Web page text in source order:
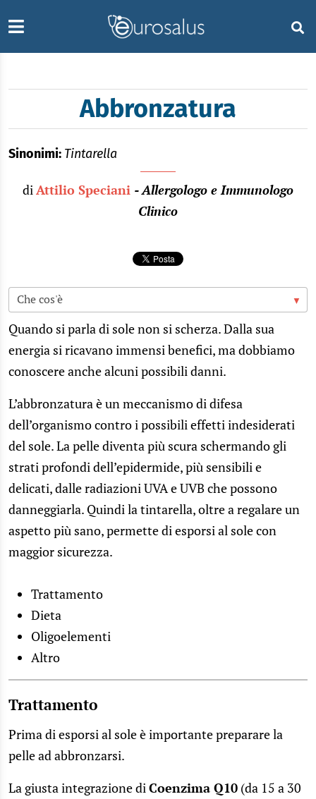
Abbronzatura
Sinonimi: Tintarella
diAttilio Speciani - Allergologo e Immunologo
Clinico
Quando si parla di sole non si scherza. Dalla sua
energia si ricavano immensi benefici, ma dobbiamo
conoscere anche alcuni possibili danni.
L’abbronzatura è un meccanismo di difesa
dell’organismo contro i possibili effetti indesiderati
del sole. La pelle diventa più scura schermando gli
strati profondi dell’epidermide, più sensibili e
delicati, dalle radiazioni UVA e UVB che possono
danneggiarla. Quindi la tintarella, oltre a regalare un
aspetto più sano, permette di esporsi al sole con
maggior sicurezza.
Trattamento
Dieta
Oligoelementi
Altro
Trattamento
Prima di esporsi al sole è importante preparare la
pelle ad abbronzarsi.
La giusta integrazione di Coenzima Q10 (da 15 a 30